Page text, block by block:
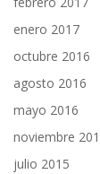
enero 2017
octubre 2016
agosto 2016
mayo 2016
noviembre
julio 2015